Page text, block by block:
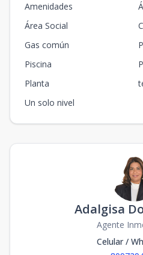
Amenidades
Área Social
Gas común
Piscina
Planta
Un solo nivel
Adalgisa
Agente
Celular /